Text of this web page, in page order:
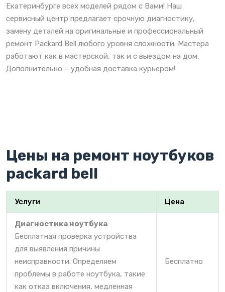
Екатеринбурге всех моделей рядом с Вами! Наш
сервисный центр предлагает срочную диагностику,
замену деталей на оригинальные и профессиональный
ремонт Packard Bell любого уровня сложности. Мастера
работают как в мастерской, так и с выездом на дом.
Дополнительно – удобная доставка курьером!
Цены на ремонт ноутбуков
packard bell
Услуги Цена
Диагностика ноутбука
Бесплатная проверка устройства
для выявления причины
неисправности. Определяем
проблемы в работе ноутбука, такие
как отказ включения, медленная
Бесплатно